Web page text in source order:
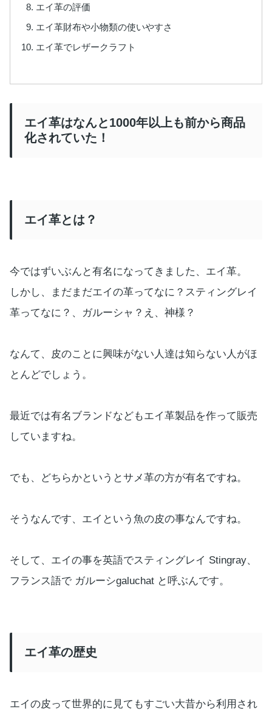
エイ革の評価
エイ革財布や小物類の使いやすさ
エイ革でレザークラフト
エイ革はなんと1000年以上も前から商品
化されていた！
エイ革とは？
今ではずいぶんと有名になってきました、エイ革。
しかし、まだまだエイの革ってなに？スティングレイ
革ってなに？、ガルーシャ？え、神様？
なんて、皮のことに興味がない人達は知らない人がほ
とんどでしょう。
最近では有名ブランドなどもエイ革製品を作って販売
していますね。
でも、どちらかというとサメ革の方が有名ですね。
そうなんです、エイという魚の皮の事なんですね。
そして、エイの事を英語でスティングレイ Stingray、
フランス語で ガルーシgaluchat と呼ぶんです。
エイ革の歴史
エイの皮って世界的に見てもすごい大昔から利用され